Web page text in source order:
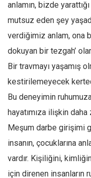
anlamın, bizde
mutsuz eden şey
verdiğimiz anlam, ona
dokuyan bir tezgah’
Bir travmayı yaşamış
kestirilemeyecek
Bu deneyimin
hayatımıza ilişkin
Meşum darbe girişimi
insanın, çocuklarına
vardır. Kişiliğini,
için direnen insanların